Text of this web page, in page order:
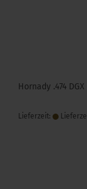
Hornady .474
Lieferzeit: